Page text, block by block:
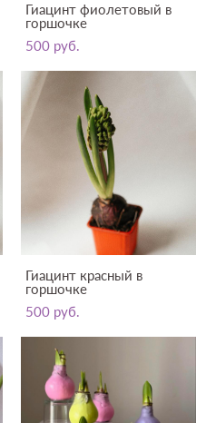
Гиацинт фиолетовый в
горшочке
500 pуб.
Гиацинт красный в
горшочке
500 pуб.